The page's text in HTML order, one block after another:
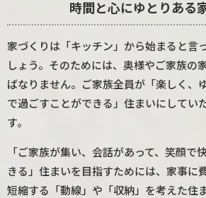
時間と心にゆとりある
家づくりは「キッチン」から始まると言
しょう。そのためには、奥様やご家族の
ばなりません。ご家族全員が「楽しく、
で過ごすことができる」住まいにしてい
す。
「ご家族が集い、会話があって、笑顔で
きる」住まいを目指すためには、家事に
短縮する「動線」や「収納」を考えた住